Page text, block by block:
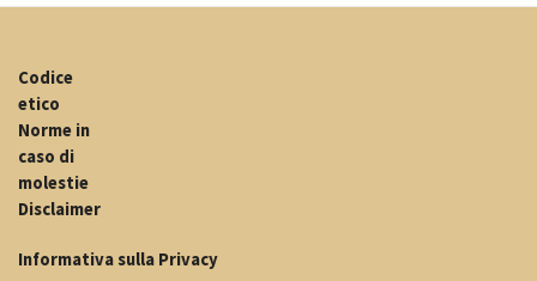
Codice
etico
Norme in
caso di
molestie
Disclaimer
Informativa sulla Privacy